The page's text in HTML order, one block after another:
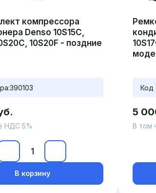
компрессора
Denso 10S15C,
10S20F - поздние
390103
НДС 5%
В корзину
Код
5
В том